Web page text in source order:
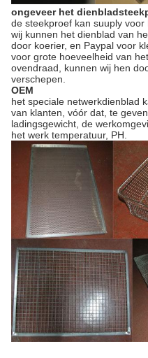
ongeveer het
de steekproef kan suuply voor
wij kunnen het dienblad van
door koerier, en Paypal voor
voor grote hoeveelheid van
ovendraad, kunnen wij hen
verschepen.
OEM
het speciale netwerkdienblad
van klanten, vóór dat, te
ladingsgewicht, de
het werk temperatuur, PH.